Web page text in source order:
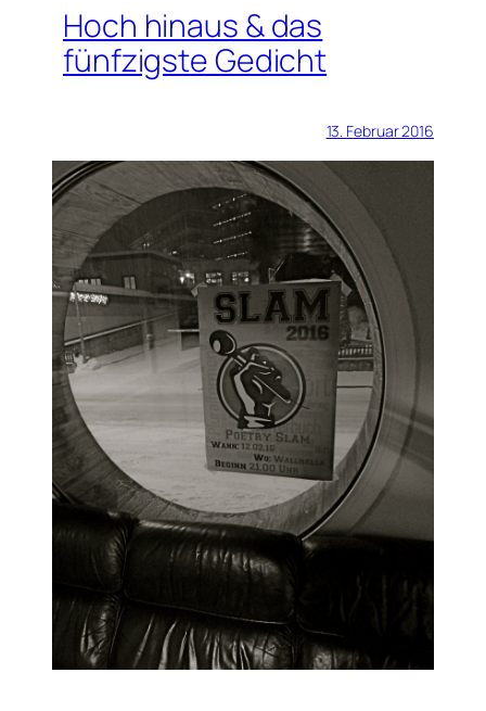
Hoch hinaus & das
fünfzigste Gedicht
13. Februar 2016